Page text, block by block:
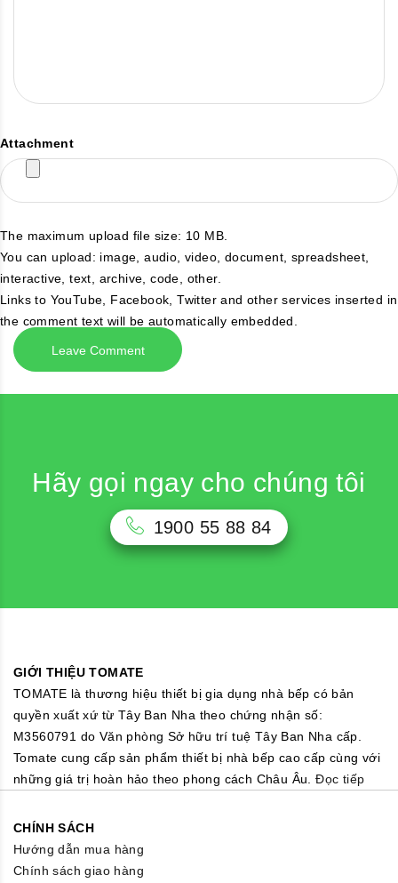
Attachment
The maximum upload file size: 10 MB.
You can upload: image ,audio ,video document spreadsheet
interactive ,text archive ,code other.
Links to YouTube, Facebook, Twitter and other services inserted in
the comment text will be automatically embedded.
Hãy gọi ngay cho chúng tôi
1900 55 88 84
GIỚI THIỆU TOMATE
TOMATE là thương hiệu thiết bị gia dụng nhà bếp có bản
quyền xuất xứ từ Tây Ban Nha theo chứng nhận số:
M3560791 do Văn phòng Sở hữu trí tuệ Tây Ban Nha cấp.
Tomate cung cấp sản phẩm thiết bị nhà bếp cao cấp cùng với
những giá trị hoàn hảo theo phong cách Châu Âu.Đọc tiếp
CHÍNH SÁCH
Hướng dẫn mua hàng
Chính sách giao hàng